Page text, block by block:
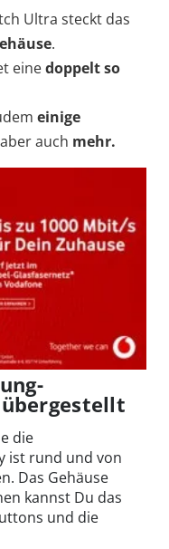
Ultra steckt das
.
einedoppelt so
einige
aber auch mehr.
die
ist rund und von
Das Gehäuse
kannst Du das
und die